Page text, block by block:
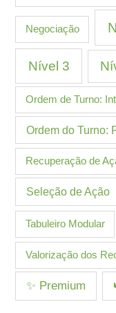
Negociação
Nível 3
Ordem de Turno:
Ordem do Turno:
Recuperação de
Seleção de Ação
Tabuleiro Modular
Valorização dos
✨ Premium